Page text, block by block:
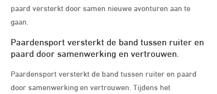
paard versterkt door samen nieuwe avonturen aan te
gaan.
Paardensport versterkt de band tussen ruiter en
paard door samenwerking en vertrouwen.
Paardensport versterkt de band tussen ruiter en paard
door samenwerking en vertrouwen. Tijdens het